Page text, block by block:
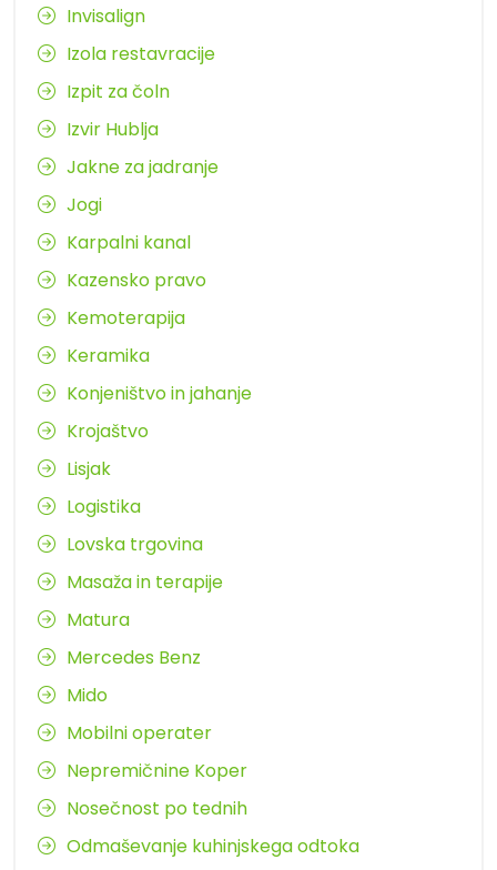
Invisalign
Izola restavracije
Izpit za čoln
Izvir Hublja
Jakne za jadranje
Jogi
Karpalni kanal
Kazensko pravo
Kemoterapija
Keramika
Konjeništvo in jahanje
Krojaštvo
Lisjak
Logistika
Lovska trgovina
Masaža in terapije
Matura
Mercedes Benz
Mido
Mobilni operater
Nepremičnine Koper
Nosečnost po tednih
Odmaševanje kuhinjskega odtoka